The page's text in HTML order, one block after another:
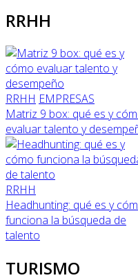
RRHH
RRHH EMPRESAS
Matriz 9 box: qué es y
evaluar talento y
RRHH
Headhunting: qué es y
funciona la búsqueda de
talento
TURISMO